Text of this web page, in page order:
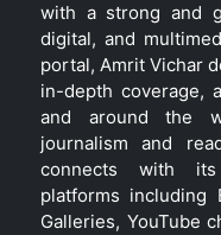
with a strong and
digital, and
portal, Amrit Vichar
in-depth coverage,
and around the
journalism and
connects with
platforms including
Galleries, YouTube